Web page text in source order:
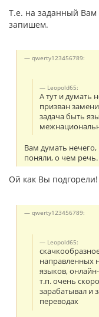
Т.е. на заданный Вам
запишем.
qwerty123456789:
Leopold65:
А тут и думать
призван
задача быть
Вам думать
поняли, о чем речь.
Ой как Вы подгорели!
qwerty123456789:
Leopold65:
направленных
языков,
т.п. очень
зарабатывал и
переводах